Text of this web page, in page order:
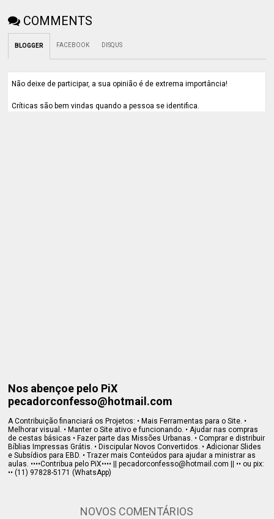
COMMENTS
BLOGGER FACEBOOK DISQUS
Não deixe de participar, a sua opinião é de extrema importância!
Críticas são bem vindas quando a pessoa se identifica.
Nos abençoe pelo PiX
pecadorconfesso@hotmail.com
A Contribuição financiará os Projetos: • Mais Ferramentas para o Site. •
Melhorar visual. • Manter o Site ativo e funcionando. • Ajudar nas compras
de cestas básicas • Fazer parte das Missões Urbanas. • Comprar e distribuir
Bíblias Impressas Grátis. • Discipular Novos Convertidos. • Adicionar Slides
e Subsídios para EBD. • Trazer mais Conteúdos para ajudar a ministrar as
aulas. ••••Contribua pelo PiX•••• || pecadorconfesso@hotmail.com || •• ou pix:
•• (11) 97828-5171 (WhatsApp)
NOVOS COMENTÁRIOS